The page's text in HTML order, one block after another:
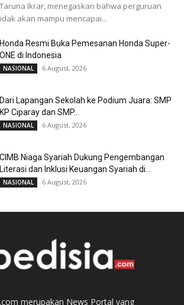
Taruna Ikrar, menegaskan bahwa perguruan
akan mampu mencapai...
Honda Resmi Buka Pemesanan Honda Super-
ONE di Indonesia
NASIONAL 6 August, 2026
Dari Lapangan Sekolah ke Podium Juara: SMP
KP Ciparay dan SMP...
NASIONAL 6 August, 2026
CIMB Niaga Syariah Dukung Pengembangan
Literasi dan Inklusi Keuangan Syariah di...
NASIONAL 6 August, 2026
merupakan News Portal yang